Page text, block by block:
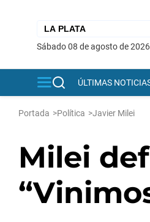
sábado 08 de agosto de 2026
ÚLTIMAS
Portada >Política >Javier Milei
Milei